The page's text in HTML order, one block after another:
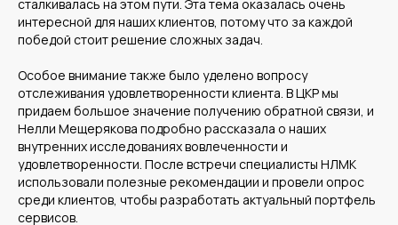
сталкивалась на этом пути. Эта тема оказалась очень
интересной для наших клиентов, потому что за каждой
победой стоит решение сложных задач.
Особое внимание также было уделено вопросу
отслеживания удовлетворенности клиента. В ЦКР мы
придаем большое значение получению обратной связи, и
Нелли Мещерякова подробно рассказала о наших
внутренних исследованиях вовлеченности и
удовлетворенности. После встречи специалисты НЛМК
использовали полезные рекомендации и провели опрос
среди клиентов, чтобы разработать актуальный портфель
сервисов.
Компания
О нас
Кейсы
Отзывы
Карьера
Контакты
Продукты
Цифровые кадровые
сервисы
Цифровые
бухгалтерские
сервисы
Кадровый учет
Бухгалтерский,
налоговый учет
Управление
командированием
Диагностика
Корпорациям